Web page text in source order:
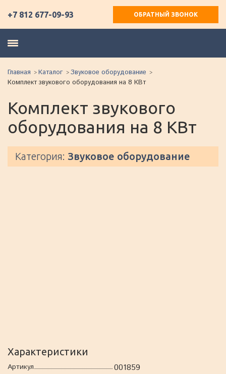
+7 812 677-09-93 ОБРАТНЫЙ ЗВОНОК
Главная Каталог
Звуковое оборудование
Комплект звукового оборудования на 8 КВт
Комплект звукового
оборудования на 8 КВт
Категория: Звуковое оборудование
Характеристики
Артикул 001859